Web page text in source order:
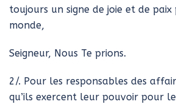
toujours un signe de joie et de
monde,
Seigneur, Nous Te prions.
2/. Pour les responsables des
qu’ils exercent leur pouvoir pour